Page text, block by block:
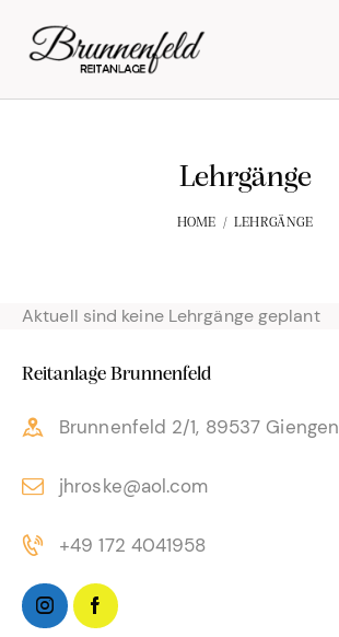
Lehrgänge
HOME LEHRGÄNGE
Aktuell sind keine Lehrgänge geplant
Reitanlage Brunnenfeld
Brunnenfeld 2/1, 89537 Giengen
jhroske@aol.com
+49 172 4041958